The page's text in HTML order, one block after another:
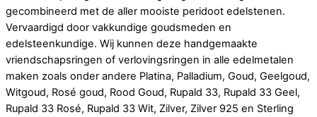
gecombineerd met de aller mooiste peridoot edelstenen.
Vervaardigd door vakkundige goudsmeden en
edelsteenkundige. Wij kunnen deze handgemaakte
vriendschapsringen of verlovingsringen in alle edelmetalen
maken zoals onder andere Platina, Palladium, Goud, Geelgoud,
Witgoud, Rosé goud, Rood Goud, Rupald 33, Rupald 33 Geel,
Rupald 33 Rosé, Rupald 33 Wit, Zilver, Zilver 925 en Sterling